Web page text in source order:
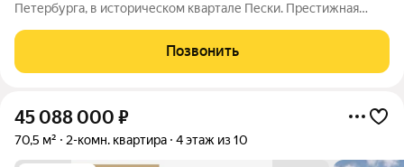
Петербурга, в историческом квартале Пески. Престижная
"Гильдия" создана продуманная внутренняя инфраструктура
для полноценного отдыха и работы.
Позвонить
45 088 000 ₽
70,5 м² 2-комн. квартира 4 этаж из 10